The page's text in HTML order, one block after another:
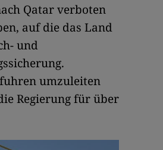
Qatar verboten
auf die das Land
und
umzuleiten
Regierung für über